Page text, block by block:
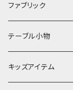
フラワーベース
ランプ
その他
プレート
ボウル
お茶碗
バッグ
エプロン
財布・ポーチ
ファブリック
タオル
クッションカバー
テーブル小物
キッズアイテム